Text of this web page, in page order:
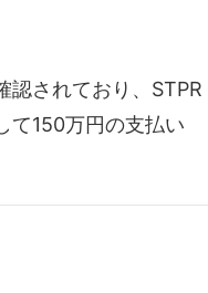
認されており、STPR
て150万円の支払い